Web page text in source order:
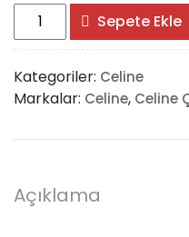
Celine
Jaccouard
Large
Cabas
adet
Sepete Ekle
Kategoriler: Celine
Markalar: Celine, Celine
Açıklama